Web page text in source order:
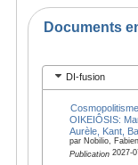
Documents
DI-fusion
OIKEIÔSIS:
Aurèle, Kant,
par Nobilio, Fabien
Publication2027-